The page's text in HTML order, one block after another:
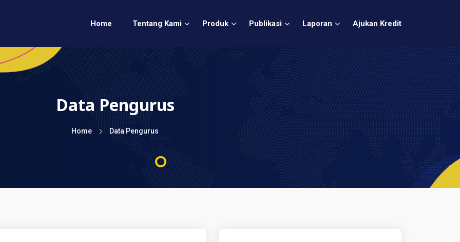
Home Tentang Kami Produk Publikasi Laporan Ajukan Kredit
Data Pengurus
Home Data Pengurus